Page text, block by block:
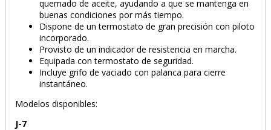
quemado de aceite, ayudando a que se mantenga en
buenas condiciones por más tiempo.
Dispone de un termostato de gran precisión con piloto
incorporado.
Provisto de un indicador de resistencia en marcha.
Equipada con termostato de seguridad.
Incluye grifo de vaciado con palanca para cierre
instantáneo.
Modelos disponibles:
J-7